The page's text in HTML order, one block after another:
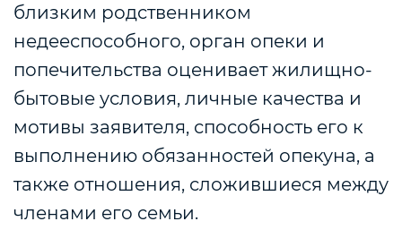
близким родственником
недееспособного, орган опеки и
попечительства оценивает жилищно-
бытовые условия, личные качества и
мотивы заявителя, способность его к
выполнению обязанностей опекуна, а
также отношения, сложившиеся между
членами его семьи.